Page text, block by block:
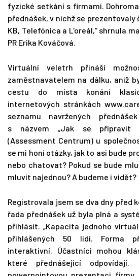
fyzické setkání s firmami.
přednášek, v nichž se
KB, Telefónica a L'oreál,“ shrnula
PR Erika Kováčová.
Virtuální veletrh přináší
zaměstnavatelem na dálku, aniž
cestu do místa konání
internetových stránkách
seznamu navržených
s názvem „Jak se připravit
(Assessment Centrum) u
se mi honí otázky, jak to asi bude
nebo chatovat? Pokud se bude
mluvit najednou? A budeme i vidět?
Registrovala jsem se dva dny před
řada přednášek už byla plná a
přihlásit. „Kapacita jednoho
přihlášených 50 lidí. Forma
interaktivní. Účastníci mohou
které přednášející